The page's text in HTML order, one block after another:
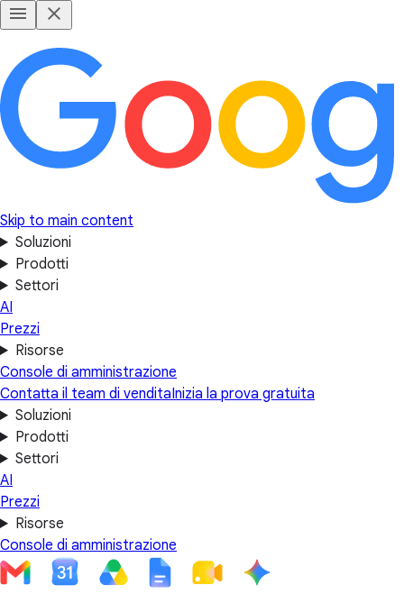
Skip to main content
Soluzioni
Prodotti
Settori
AI
Prezzi
Risorse
Console di amministrazione
Contatta il team di venditaInizia la prova gratuita
Soluzioni
Prodotti
Settori
AI
Prezzi
Risorse
Console di amministrazione